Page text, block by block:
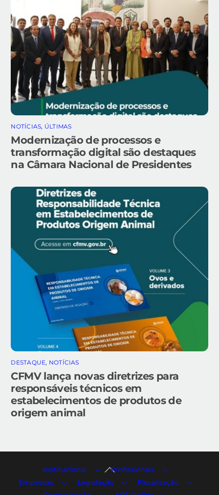
NOTÍCIAS, ÚLTIMAS
Modernização de processos e
transformação digital são destaques
na Câmara Nacional de Presidentes
DESTAQUE, NOTÍCIAS
CFMV lança novas diretrizes para
responsáveis técnicos em
estabelecimentos de produtos de
origem animal
Back
To
Top
Institucional
Profissionais
Empresas
Legislação
Fiscalização